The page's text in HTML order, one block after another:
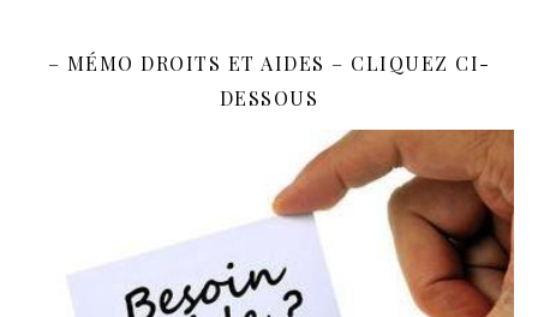
– MÉMO DROITS ET AIDES – CLIQUEZ CI-
DESSOUS